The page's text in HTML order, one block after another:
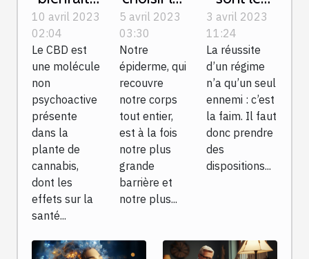
du CBD
pour la
santé
10 avril 2023
02:04
Le CBD est
une molécule
non
psychoactive
présente
dans la
plante de
cannabis,
dont les
effets sur la
santé...
produits
naturels
pour le
soin de
votre
peau ?
5 avril 2023
03:30
Notre
épiderme, qui
recouvre
notre corps
tout entier,
est à la fois
notre plus
grande
barrière et
notre plus...
critères à
prendre
en
compte
dans le
choix d’un
coupe-
faim ?
3 avril 2023
11:24
La réussite
d’un régime
n’a qu’un seul
ennemi : c’est
la faim. Il faut
donc prendre
des
dispositions...